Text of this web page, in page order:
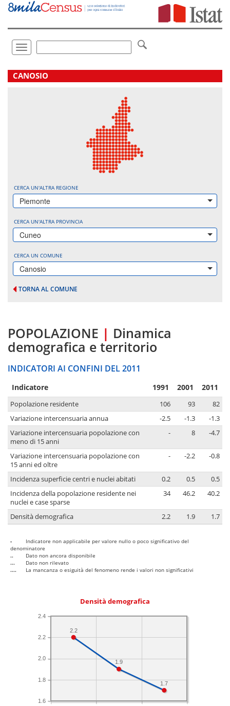
Vai
direttamente
Toggle
navigation
.
CANOSIO
CERCA UN'ALTRA REGIONE
Piemonte
CERCA UN'ALTRA PROVINCIA
Cuneo
CERCA UN COMUNE
Canosio
TORNA AL COMUNE
POPOLAZIONE | Dinamica
demografica e territorio
INDICATORI AI CONFINI DEL 2011
Indicatore 1991 2001 2011
Popolazione residente 106 93
82
Variazione intercensuaria annua
-2.5 -1.3
-1.3
Variazione intercensuaria popolazione con
meno di 15 anni
- 8 -4.7
Variazione intercensuaria popolazione con
15 anni ed oltre
- -2.2 -0.8
Incidenza superficie centri e nuclei abitati 0.2 0.5
0.5
Incidenza della popolazione residente nei
nuclei e case sparse
34 46.2 40.2
Densità demografica 2.2 1.9 1.7
-
Indicatore non applicabile per valore nullo o poco significativo del
denominatore
..
Dato non ancora disponibile
...
Dato non rilevato
....
La mancanza o esiguità del fenomeno rende i valori non significativi
Densità demografica
1.6
1.8
2.0
2.2
2.4
1.7
1.9
2.2